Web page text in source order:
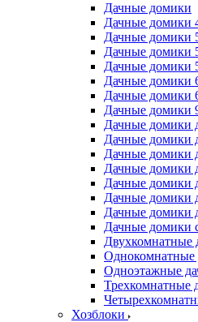
Дачные домики
Дачные домики
Дачные домики
Дачные домики
Дачные домики
Дачные домики
Дачные домики
Дачные домики
Дачные домики
Дачные домики
Дачные домики
Дачные домики
Дачные домики
Дачные домики
Дачные домики
Дачные домики
Двухкомнатные
Однокомнатные
Одноэтажные
Трехкомнатные
Хозблоки